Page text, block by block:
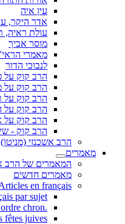
עין איה
אדר היקר,
עולת ראיה,
מוסר אביך
מאמרי
לנבוכי הדור
הרב קוק
הרב קוק על
הרב קוק על
הרב קוק על
הרב קוק על
הרב קוק -
הרב אשכנזי (מניטו)
מאמרים
המאמרים של הרב
מאמרים חדשים
en français
par sujet
.Articles en français - par ordre chron
fêtes juives